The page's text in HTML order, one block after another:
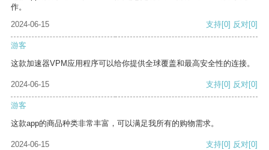
作。
2024-06-15
支持[0] 反对[0]
游客
这款加速器VPM应用程序可以给你提供全球覆盖和最高安全性的连接。
2024-06-15 支持[0] 反对[0]
游客
这款app的商品种类非常丰富，可以满足我所有的购物需求。
2024-06-15 支持[0] 反对[0]